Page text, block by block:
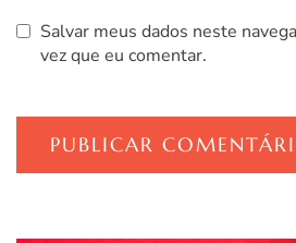
Salvar meus dados neste
vez que eu comentar.